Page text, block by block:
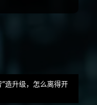
造升级，怎么离得开